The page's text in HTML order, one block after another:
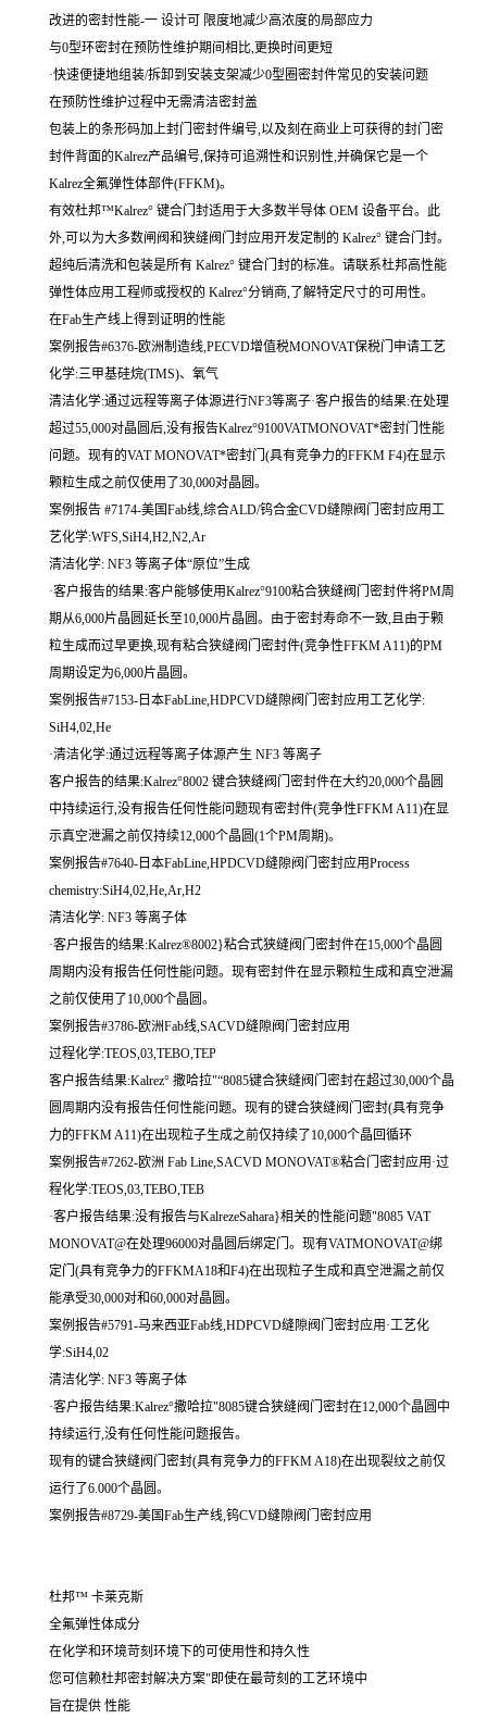
改进的密封性能-一 设计可 限度地减少高浓度的局部应力
与0型环密封在预防性维护期间相比,更换时间更短
·快速便捷地组装/拆卸到安装支架减少0型圈密封件常见的安装问题
在预防性维护过程中无需清洁密封盖
包装上的条形码加上封门密封件编号,以及刻在商业上可获得的封门密
封件背面的Kalrez产品编号,保持可追溯性和识别性,并确保它是一个
Kalrez全氟弹性体部件(FFKM)。
有效杜邦™Kalrez° 键合门封适用于大多数半导体 OEM 设备平台。此
外,可以为大多数闸阀和狭缝阀门封应用开发定制的 Kalrez° 键合门封。
超纯后清洗和包装是所有 Kalrez° 键合门封的标准。请联系杜邦高性能
弹性体应用工程师或授权的 Kalrez°分销商,了解特定尺寸的可用性。
在Fab生产线上得到证明的性能
案例报告#6376-欧洲制造线,PECVD增值税MONOVAT保税门申请工艺
化学:三甲基硅烷(TMS)、氧气
清洁化学:通过远程等离子体源进行NF3等离子·客户报告的结果:在处理
超过55,000对晶圆后,没有报告Kalrez°9100VATMONOVAT*密封门性能
问题。现有的VAT MONOVAT*密封门(具有竞争力的FFKM F4)在显示
颗粒生成之前仅使用了30,000对晶圆。
案例报告 #7174-美国Fab线,综合ALD/钨合金CVD缝隙阀门密封应用工
艺化学:WFS,SiH4,H2,N2,Ar
清洁化学: NF3 等离子体“原位”生成
·客户报告的结果:客户能够使用Kalrez°9100粘合狭缝阀门密封件将PM周
期从6,000片晶圆延长至10,000片晶圆。由于密封寿命不一致,且由于颗
粒生成而过早更换,现有粘合狭缝阀门密封件(竞争性FFKM A11)的PM
周期设定为6,000片晶圆。
案例报告#7153-日本FabLine,HDPCVD缝隙阀门密封应用工艺化学:
SiH4,02,He
·清洁化学:通过远程等离子体源产生 NF3 等离子
客户报告的结果:Kalrez°8002 键合狭缝阀门密封件在大约20,000个晶圆
中持续运行,没有报告任何性能问题现有密封件(竞争性FFKM A11)在显
示真空泄漏之前仅持续12,000个晶圆(1个PM周期)。
案例报告#7640-日本FabLine,HPDCVD缝隙阀门密封应用Process
chemistry:SiH4,02,He,Ar,H2
清洁化学: NF3 等离子体
·客户报告的结果:Kalrez®8002}粘合式狭缝阀门密封件在15,000个晶圆
周期内没有报告任何性能问题。现有密封件在显示颗粒生成和真空泄漏
之前仅使用了10,000个晶圆。
案例报告#3786-欧洲Fab线,SACVD缝隙阀门密封应用
过程化学:TEOS,03,TEBO,TEP
客户报告结果:Kalrez° 撒哈拉"“8085键合狭缝阀门密封在超过30,000个晶
圆周期内没有报告任何性能问题。现有的键合狭缝阀门密封(具有竞争
力的FFKM A11)在出现粒子生成之前仅持续了10,000个晶回循环
案例报告#7262-欧洲 Fab Line,SACVD MONOVAT®粘合门密封应用·过
程化学:TEOS,03,TEBO,TEB
·客户报告结果:没有报告与KalrezeSahara}相关的性能问题"8085 VAT
MONOVAT@在处理96000对晶圆后绑定门。现有VATMONOVAT@绑
定门(具有竞争力的FFKMA18和F4)在出现粒子生成和真空泄漏之前仅
能承受30,000对和60,000对晶圆。
案例报告#5791-马来西亚Fab线,HDPCVD缝隙阀门密封应用·工艺化
学:SiH4,02
清洁化学: NF3 等离子体
·客户报告结果:Kalrez°撒哈拉"8085键合狭缝阀门密封在12,000个晶圆中
持续运行,没有任何性能问题报告。
现有的键合狭缝阀门密封(具有竞争力的FFKM A18)在出现裂纹之前仅
运行了6.000个晶圆。
案例报告#8729-美国Fab生产线,钨CVD缝隙阀门密封应用
杜邦™ 卡莱克斯
全氟弹性体成分
在化学和环境苛刻环境下的可使用性和持久性
您可信赖杜邦密封解决方案"即使在最苛刻的工艺环境中
旨在提供 性能